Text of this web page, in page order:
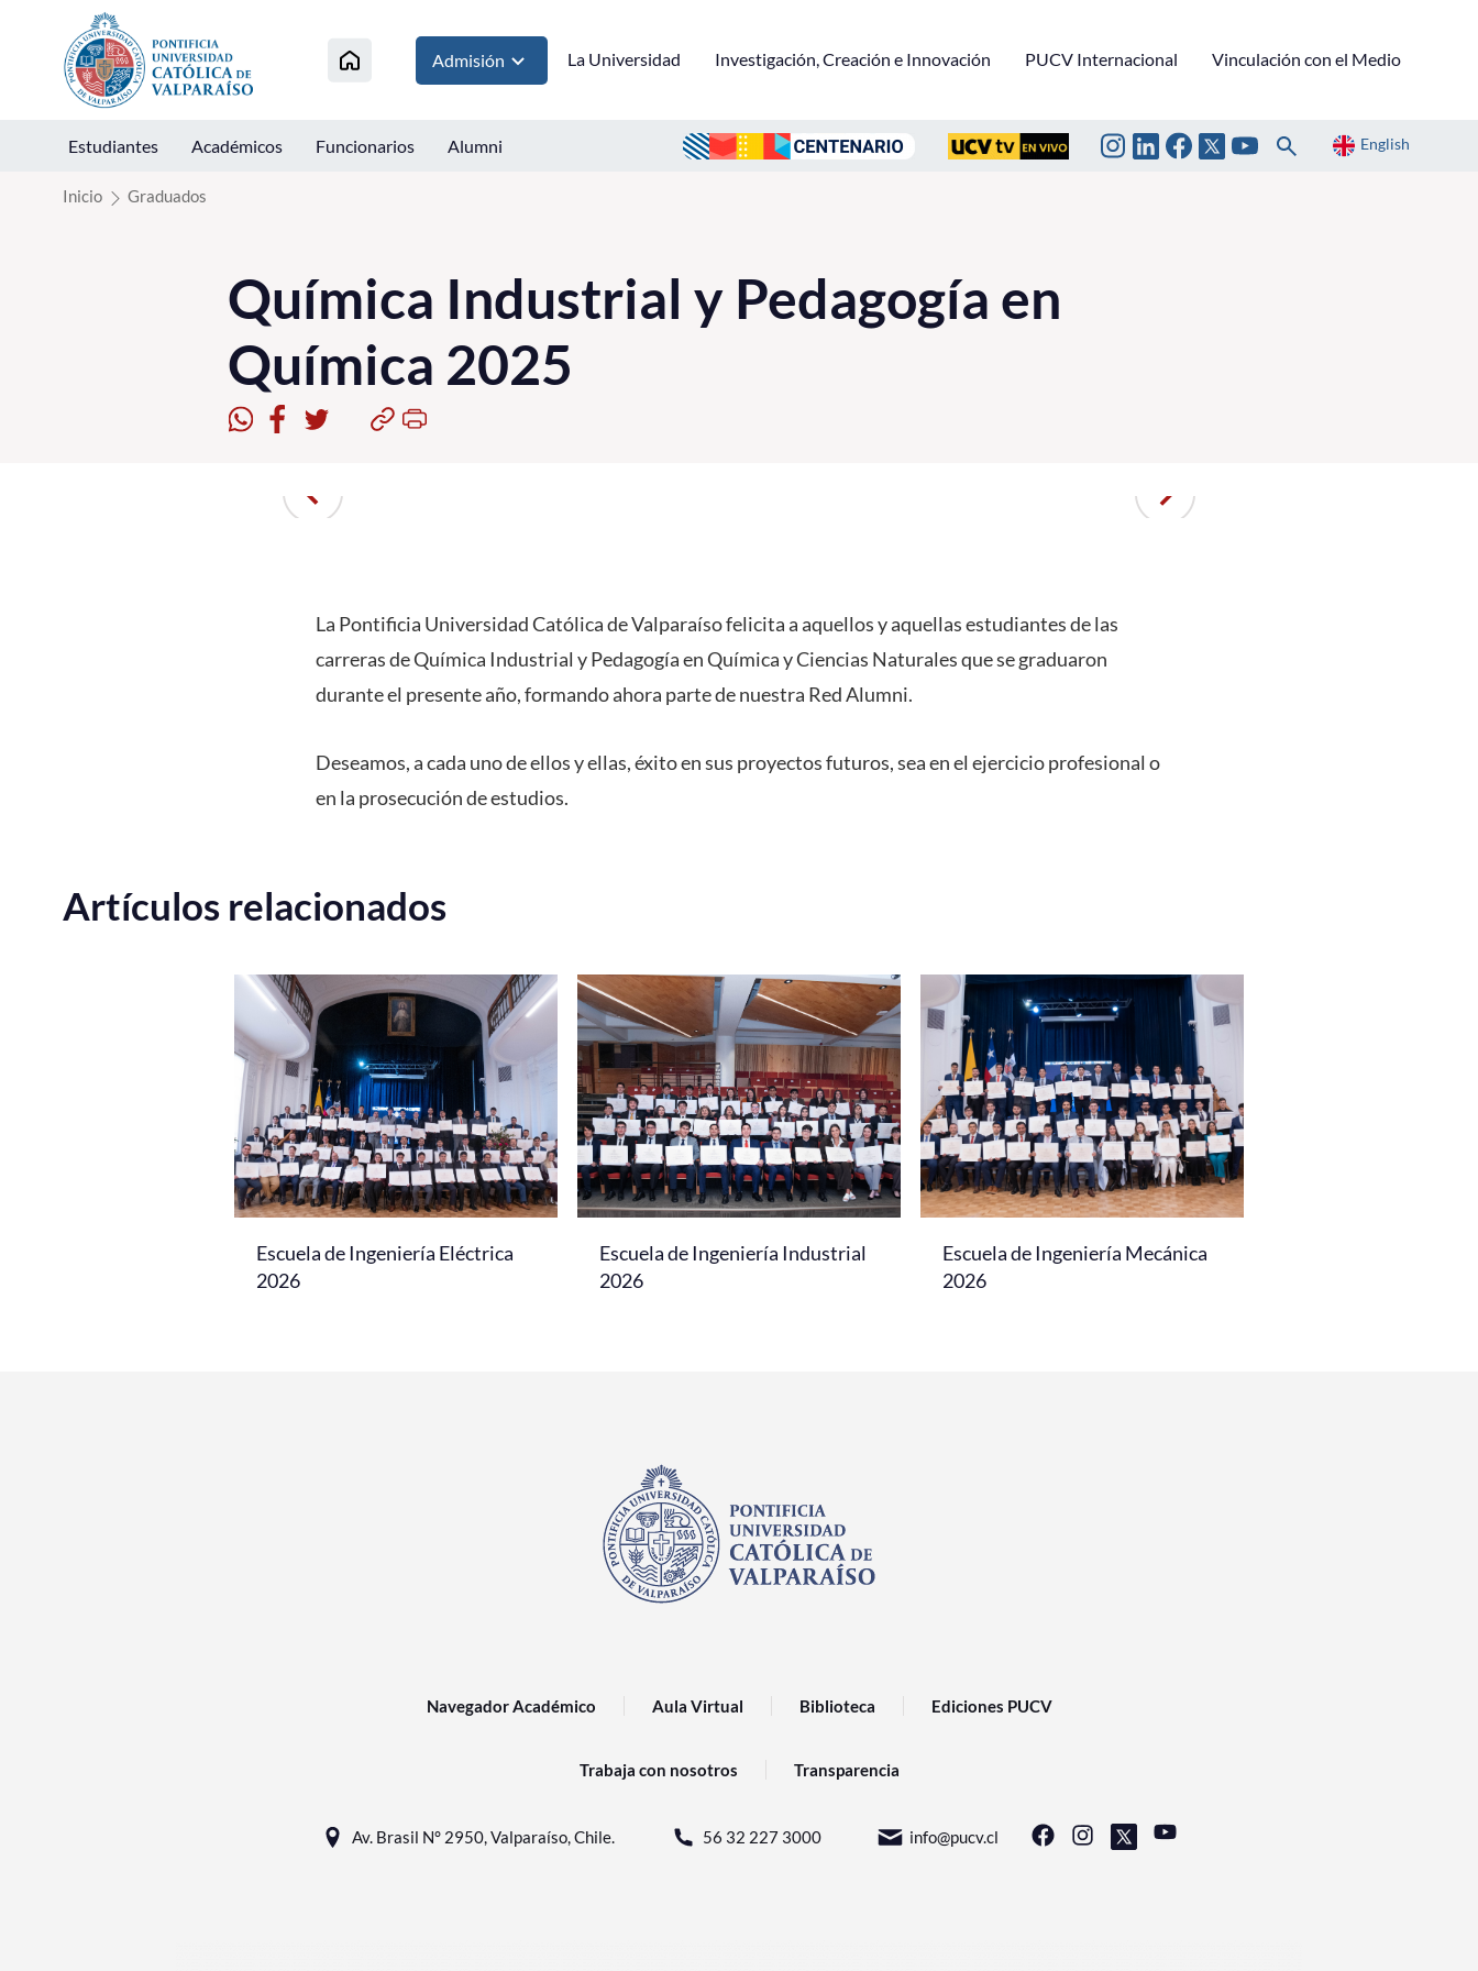
Click acá para ir directamente al contenido
Admisión La Universidad Investigación, Creación e Innovación PUCV Internacional Vinculación con el Medio
Estudiantes Académicos Funcionarios Alumni English
Inicio Graduados
Química Industrial y Pedagogía en
Química 2025
La Pontificia Universidad Católica de Valparaíso felicita a aquellos y aquellas estudiantes de las
carreras de Química Industrial y Pedagogía en Química y Ciencias Naturales que se graduaron
durante el presente año,formando ahora parte de nuestra Red Alumni.
Deseamos, a cada uno de ellos y ellas, éxito en sus proyectos futuros, sea en el ejercicio profesional o
en la prosecución de estudios.
Artículos relacionados
Escuela de Ingeniería Eléctrica
2026
Escuela de Ingeniería Industrial
2026
Escuela de Ingeniería Mecánica
2026
Navegador Académico Aula Virtual Biblioteca Ediciones PUCV
Trabaja con nosotros Transparencia
Av. Brasil N° 2950, Valparaíso, Chile. 56 32 227 3000 info@pucv.cl